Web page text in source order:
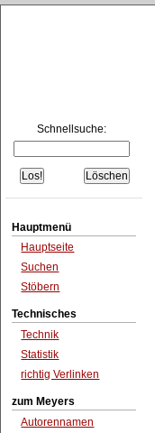
Schnellsuche:
Hauptmenü
Hauptseite
Suchen
Stöbern
Technisches
Technik
Statistik
richtig Verlinken
zum Meyers
Autorennamen